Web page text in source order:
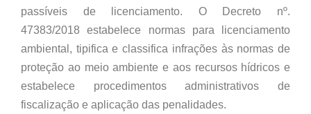
passíveis de licenciamento. O Decreto nº.
47383/2018 estabelece normas para licenciamento
ambiental, tipifica e classifica infrações às normas de
proteção ao meio ambiente e aos recursos hídricos e
estabelece procedimentos administrativos de
fiscalização e aplicação das penalidades.